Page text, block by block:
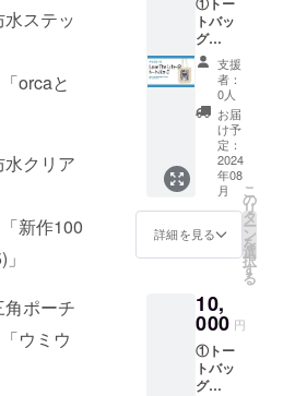
ステッ
と
クリア
100
ポーチ
ウ
でのデ
ザイン
のお渡
しは不
可とな
りま
す。
・著
作権を
侵害す
るもの
は不可
ます。
②フェ
ブース
パネル
にお名
前掲載
※備考
ア当
日、
ブース
パネル
にお名
前掲載
※備考
欄に掲
載可能
なニッ
クネー
ムなど
の
お名前
トバッ
グ
「Love
the life
you are
diver
(Part2)
」 ※
ラー：
ナチュ
ラル
※サイ
ズ：
M(横
高さ
37cm×
奥行
11cm)
②フェ
ア当
支援
者：
0人
お届
け予
定：
2024
年08
月
詳細を見る
こ
の
リ
タ
ー
ン
を
選
択
す
る
10,
000 円
①トー
トバッ
グ